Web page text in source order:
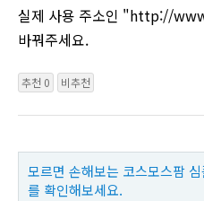
실제 사용 주소인 "http://
바꿔주세요.
추천 0 비추천
모르면 손해보는 코스모스팜
를 확인해보세요.